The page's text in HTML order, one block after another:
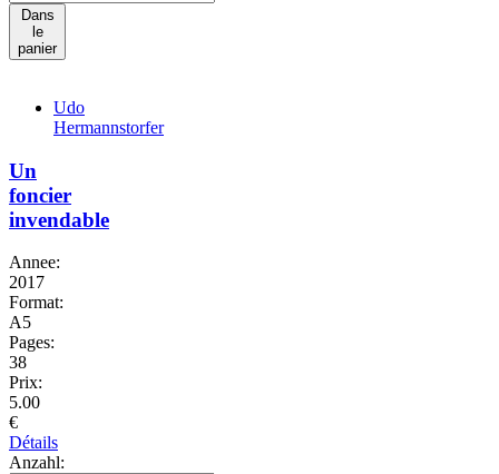
Dans
le
panier
Udo
Hermannstorfer
Un
foncier
invendable
Annee:
2017
Format:
A5
Pages:
38
Prix:
5.00
€
Détails
Anzahl: